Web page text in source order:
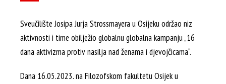
Sveučilište Josipa Jurja Strossmayera u Osijeku održao niz
aktivnosti i time obilježio globalnu globalna kampanju „16
dana aktivizma protiv nasilja nad ženama i djevojčicama“.
Dana 16.05.2023. na Filozofskom fakultetu Osijek u